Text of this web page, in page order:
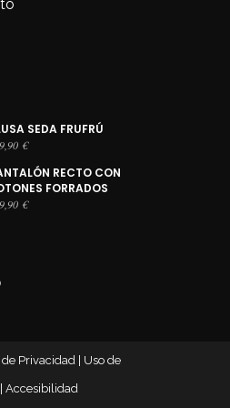
SEDA FRUFRÚ
€
RECTO CON
FORRADOS
€
Privacidad Uso de
Accesibilidad